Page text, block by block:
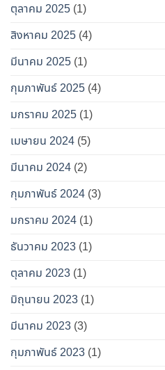
ตุลาคม 2025 (1)
สิงหาคม 2025 (4)
มีนาคม 2025 (1)
กุมภาพันธ์ 2025 (4)
มกราคม 2025 (1)
เมษายน 2024 (5)
มีนาคม 2024 (2)
กุมภาพันธ์ 2024 (3)
มกราคม 2024 (1)
ธันวาคม 2023 (1)
ตุลาคม 2023 (1)
มิถุนายน 2023 (1)
มีนาคม 2023 (3)
กุมภาพันธ์ 2023 (1)